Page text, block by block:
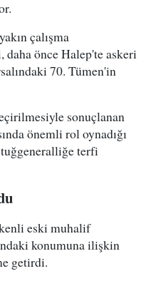
çalışma
önce Halep'te askeri
70. Tümen'in
sonuçlanan
önemli rol oynadığı
terfi
eski muhalif
konumuna ilişkin
getirdi.